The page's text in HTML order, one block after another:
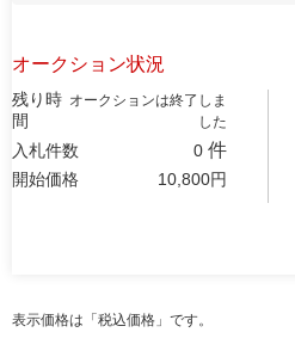
オークション状況
残り時
間
オークションは終了しま
した
入札件数 0 件
開始価格 10,800円
表示価格は「税込価格」です。